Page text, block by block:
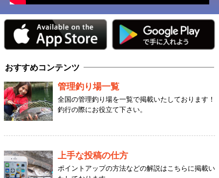
おすすめコンテンツ
管理釣り場一覧
全国の管理釣り場を一覧で掲載いたしております！
釣行の際にお役立て下さい。
上手な投稿の仕方
ポイントアップの方法などの解説はこちらに掲載い